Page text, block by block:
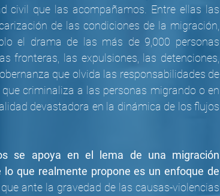
civil que las acompañamos. Entre ellas las
de las condiciones de la migración,
el drama de las más de 9,000 personas
fronteras, las expulsiones, las detenciones,
que olvida las responsabilidades de
criminaliza a las personas migrando o en
devastadora en la dinámica de los flujos
se apoya en el lema de una migración
lo que realmente propone es un enfoque de
ante la gravedad de las causas-violencias